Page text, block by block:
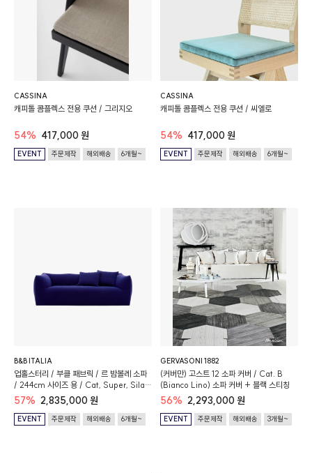
CASSINA
캐피톨 콤플렉스 전용 쿠션 / 그리지오
54% 417,000 원
EVENT 주문제작 해외배송 6개월~
CASSINA
캐피톨 콤플렉스 전용 쿠션 / 씨엘로
54% 417,000 원
EVENT 주문제작 해외배송 6개월~
B&B ITALIA
업홀스터리 / 부클 패브릭 / 르 밤볼레 소파
/ 244cm 사이즈 용 / Cat, Super, Sila
650 (Ink)
57% 2,835,000 원
EVENT 주문제작 해외배송 6개월~
GERVASONI 1882
(커버만) 고스트 12 소파 커버 / Cat. B
(Bianco Lino) 소파 커버 + 블랙 스티칭
56% 2,293,000 원
EVENT 주문제작 해외배송 3개월~